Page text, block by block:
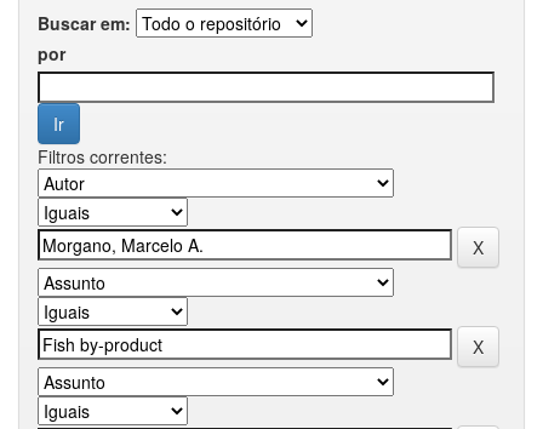
Buscar em:
por
Filtros correntes: